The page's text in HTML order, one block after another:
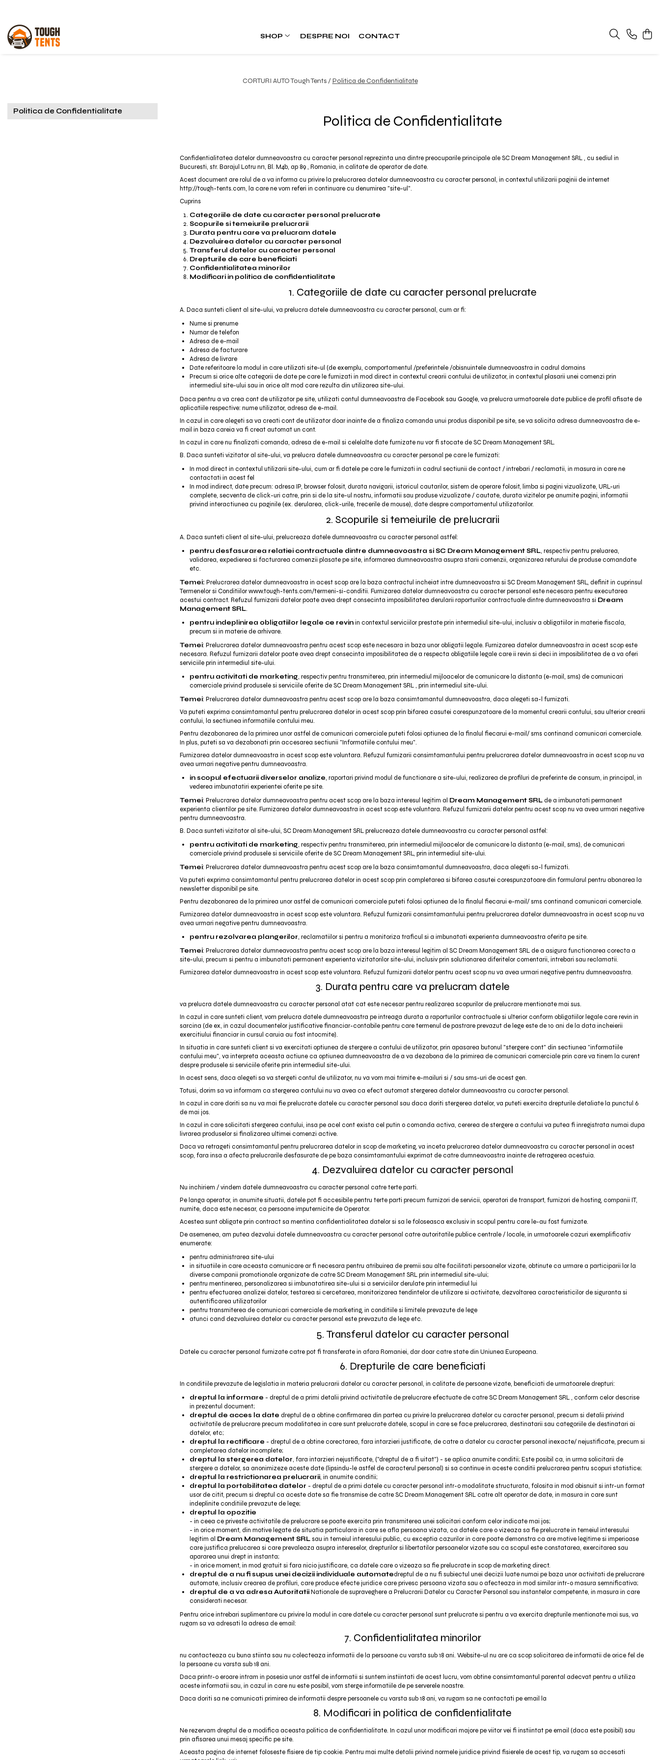
SHOP
SHOP DESPRE NOI CONTACT
CORTURI AUTO Tough Tents / Politica de Confidentialitate
Politica de Confidentialitate
Confidentialitatea datelor dumneavoastra cu caracter personal reprezinta una dintre preocuparile principale ale SC Dream Management SRL , cu sediul in
Bucuresti, str. Barajul Lotru nr1, Bl. M4b, ap 89 , Romania, in calitate de operator de date.
Acest document are rolul de a va informa cu privire la prelucrarea datelor dumneavoastra cu caracter personal, in contextul utilizarii paginii de internet
http://tough-tents.com, la care ne vom referi in continuare cu denumirea "site-ul".
Cuprins
Categoriile de date cu caracter personal prelucrate
Scopurile si temeiurile prelucrarii
Durata pentru care va prelucram datele
Dezvaluirea datelor cu caracter personal
Transferul datelor cu caracter personal
Drepturile de care beneficiati
Confidentialitatea minorilor
Modificari in politica de confidentialitate
1. Categoriile de date cu caracter personal prelucrate
A. Daca sunteti client al site-ului, va prelucra datele dumneavoastra cu caracter personal, cum ar fi:
Nume si prenume
Numar de telefon
Adresa de e-mail
Adresa de facturare
Adresa de livrare
Date referitoare la modul in care utilizati site-ul (de exemplu, comportamentul /preferintele /obisnuintele dumneavoastra in cadrul domains
Precum si orice alte categorii de date pe care le furnizati in mod direct in contextul crearii contului de utilizator, in contextul plasarii unei comenzi prin
intermediul site-ului sau in orice alt mod care rezulta din utilizarea site-ului.
Daca pentru a va crea cont de utilizator pe site, utilizati contul dumneavoastra de Facebook sau Google, va prelucra urmatoarele date publice de profil afisate de
aplicatiile respective: nume utilizator, adresa de e-mail.
In cazul in care alegeti sa va creati cont de utilizator doar inainte de a finaliza comanda unui produs disponibil pe site, se va solicita adresa dumneavoastra de e-
mail in baza careia va fi creat automat un cont.
In cazul in care nu finalizati comanda, adresa de e-mail si celelalte date furnizate nu vor fi stocate de SC Dream Management SRL.
B. Daca sunteti vizitator al site-ului, va prelucra datele dumneavoastra cu caracter personal pe care le furnizati:
In mod direct in contextul utilizarii site-ului, cum ar fi datele pe care le furnizati in cadrul sectiunii de contact / intrebari / reclamatii, in masura in care ne
contactati in acest fel
In mod indirect, date precum: adresa IP, browser folosit, durata navigarii, istoricul cautarilor, sistem de operare folosit, limba si pagini vizualizate, URL-uri
complete, secventa de click-uri catre, prin si de la site-ul nostru, informatii sau produse vizualizate / cautate, durata vizitelor pe anumite pagini, informatii
privind interactiunea cu paginile (ex. derularea, click-urile, trecerile de mouse), date despre comportamentul utilizatorilor.
2. Scopurile si temeiurile de prelucrarii
A. Daca sunteti client al site-ului, prelucreaza datele dumneavoastra cu caracter personal astfel:
pentru desfasurarea relatiei contractuale dintre dumneavoastra si SC Dream Management SRL, respectiv pentru preluarea,
validarea, expedierea si facturarea comenzii plasate pe site, informarea dumneavoastra asupra starii comenzii, organizarea returului de produse comandate
etc.
Temei: Prelucrarea datelor dumneavoastra in acest scop are la baza contractul incheiat intre dumneavoastra si SC Dream Management SRL, definit in cuprinsul
Termenelor si Conditiilor www.tough-tents.com/termeni-si-conditii​. Furnizarea datelor dumneavoastra cu caracter personal este necesara pentru executarea
acestui contract. Refuzul furnizarii datelor poate avea drept consecinta imposibilitatea derularii raporturilor contractuale dintre dumneavoastra si Dream
Management SRL.
pentru indeplinirea obligatiilor legale ce revinin contextul serviciilor prestate prin intermediul site-ului, inclusiv a obligatiilor in materie fiscala,
precum si in materie de arhivare.
Temei: Prelucrarea datelor dumneavoastra pentru acest scop este necesara in baza unor obligatii legale. Furnizarea datelor dumneavoastra in acest scop este
necesara. Refuzul furnizarii datelor poate avea drept consecinta imposibilitatea de a respecta obligatiile legale care ii revin si deci in imposibilitatea de a va oferi
serviciile prin intermediul site-ului.
pentru activitati de marketing, respectiv pentru transmiterea, prin intermediul mijloacelor de comunicare la distanta (e-mail, sms) de comunicari
comerciale privind produsele si serviciile oferite de SC Dream Management SRL , prin intermediul site-ului.
Temei: Prelucrarea datelor dumneavoastra pentru acest scop are la baza consimtamantul dumneavoastra, daca alegeti sa-l furnizati.
Va puteti exprima consimtamantul pentru prelucrarea datelor in acest scop prin bifarea casutei corespunzatoare de la momentul crearii contului, sau ulterior crearii
contului, la sectiunea informatiile contului meu.
Pentru dezabonarea de la primirea unor astfel de comunicari comerciale puteti folosi optiunea de la finalul fiecarui e-mail/ sms continand comunicari comerciale.
In plus, puteti sa va dezabonati prin accesarea sectiunii "Informatiile contului meu".
Furnizarea datelor dumneavoastra in acest scop este voluntara. Refuzul furnizarii consimtamantului pentru prelucrarea datelor dumneavoastra in acest scop nu va
avea urmari negative pentru dumneavoastra.
in scopul efectuarii diverselor analize, raportari privind modul de functionare a site-ului, realizarea de profiluri de preferinte de consum, in principal, in
vederea imbunatatiri experientei oferite pe site.
Temei: Prelucrarea datelor dumneavoastra pentru acest scop are la baza interesul legitim al Dream Management SRL de a imbunatati permanent
experienta clientilor pe site. Furnizarea datelor dumneavoastra in acest scop este voluntara. Refuzul furnizarii datelor pentru acest scop nu va avea urmari negative
pentru dumneavoastra.
B. Daca sunteti vizitator al site-ului, SC Dream Management SRL prelucreaza datele dumneavoastra cu caracter personal astfel:
pentru activitati de marketing, respectiv pentru transmiterea, prin intermediul mijloacelor de comunicare la distanta (e-mail, sms), de comunicari
comerciale privind produsele si serviciile oferite de SC Dream Management SRL, prin intermediul site-ului.
Temei: Prelucrarea datelor dumneavoastra pentru acest scop are la baza consimtamantul dumneavoastra, daca alegeti sa-l furnizati.
Va puteti exprima consimtamantul pentru prelucrarea datelor in acest scop prin completarea si bifarea casutei corespunzatoare din formularul pentru abonarea la
newsletter disponibil pe site.
Pentru dezabonarea de la primirea unor astfel de comunicari comerciale puteti folosi optiunea de la finalul fiecarui e-mail/ sms continand comunicari comerciale.
Furnizarea datelor dumneavoastra in acest scop este voluntara. Refuzul furnizarii consimtamantului pentru prelucrarea datelor dumneavoastra in acest scop nu va
avea urmari negative pentru dumneavoastra.
pentru rezolvarea plangerilor, reclamatiilor si pentru a monitoriza traficul si a imbunatati experienta dumneavoastra oferita pe site.
Temei: Prelucrarea datelor dumneavoastra pentru acest scop are la baza interesul legitim al SC Dream Management SRL de a asigura functionarea corecta a
site-ului, precum si pentru a imbunatati permanent experienta vizitatorilor site-ului, inclusiv prin solutionarea diferitelor comentarii, intrebari sau reclamatii.
Furnizarea datelor dumneavoastra in acest scop este voluntara. Refuzul furnizarii datelor pentru acest scop nu va avea urmari negative pentru dumneavoastra.
3. Durata pentru care va prelucram datele
va prelucra datele dumneavoastra cu caracter personal atat cat este necesar pentru realizarea scopurilor de prelucrare mentionate mai sus.
In cazul in care sunteti client, vom prelucra datele dumneavoastra pe intreaga durata a raporturilor contractuale si ulterior conform obligatiilor legale care revin in
sarcina (de ex, in cazul documentelor justificative financiar-contabile pentru care termenul de pastrare prevazut de lege este de 10 ani de la data incheierii
exercitiului financiar in cursul caruia au fost intocmite).
In situatia in care sunteti client si va exercitati optiunea de stergere a contului de utilizator, prin apasarea butonul "stergere cont" din sectiunea "informatiile
contului meu", va interpreta aceasta actiune ca optiunea dumneavoastra de a va dezabona de la primirea de comunicari comerciale prin care va tinem la curent
despre produsele si serviciile oferite prin intermediul site-ului.
In acest sens, daca alegeti sa va stergeti contul de utilizator, nu va vom mai trimite e-mailuri si / sau sms-uri de acest gen.
Totusi, dorim sa va informam ca stergerea contului nu va avea ca efect automat stergerea datelor dumneavoastra cu caracter personal.
In cazul in care doriti sa nu va mai fie prelucrate datele cu caracter personal sau daca doriti stergerea datelor, va puteti exercita drepturile detaliate la punctul 6
de mai jos.
In cazul in care solicitati stergerea contului, insa pe acel cont exista cel putin o comanda activa, cererea de stergere a contului va putea fi inregistrata numai dupa
livrarea produselor si finalizarea ultimei comenzi active.
Daca va retrageti consimtamantul pentru prelucrarea datelor in scop de marketing, va inceta prelucrarea datelor dumneavoastra cu caracter personal in acest
scop, fara insa a afecta prelucrarile desfasurate de pe baza consimtamantului exprimat de catre dumneavoastra inainte de retragerea acestuia.
4. Dezvaluirea datelor cu caracter personal
Nu inchiriem / vindem datele dumneavoastra cu caracter personal catre terte parti.
Pe langa operator, in anumite situatii, datele pot fi accesibile pentru terte parti precum furnizori de servicii, operatori de transport, furnizori de hosting, companii IT,
numite, daca este necesar, ca persoane imputernicite de Operator.
Acestea sunt obligate prin contract sa mentina confidentialitatea datelor si sa le foloseasca exclusiv in scopul pentru care le-au fost furnizate.
De asemenea, am putea dezvalui datele dumneavoastra cu caracter personal catre autoritatile publice centrale / locale, in urmatoarele cazuri exemplificativ
enumerate:
pentru administrarea site-ului
in situatiile in care aceasta comunicare ar fi necesara pentru atribuirea de premii sau alte facilitati persoanelor vizate, obtinute ca urmare a participarii lor la
diverse campanii promotionale organizate de catre SC Dream Management SRL prin intermediul site-ului;
pentru mentinerea, personalizarea si imbunatatirea site-ului si a serviciilor derulate prin intermediul lui
pentru efectuarea analizei datelor, testarea si cercetarea, monitorizarea tendintelor de utilizare si activitate, dezvoltarea caracteristicilor de siguranta si
autentificarea utilizatorilor
pentru transmiterea de comunicari comerciale de marketing, in conditiile si limitele prevazute de lege
atunci cand dezvaluirea datelor cu caracter personal este prevazuta de lege etc.
5. Transferul datelor cu caracter personal
Datele cu caracter personal furnizate catre pot fi transferate in afara Romaniei, dar doar catre state din Uniunea Europeana.
6. Drepturile de care beneficiati
In conditiile prevazute de legislatia in materia prelucrarii datelor cu caracter personal, in calitate de persoane vizate, beneficiati de urmatoarele drepturi:
dreptul la informare - dreptul de a primi detalii privind activitatile de prelucrare efectuate de catre SC Dream Management SRL , conform celor descrise
in prezentul document;
dreptul de acces la date dreptul de a obtine confirmarea din partea cu privire la prelucrarea datelor cu caracter personal, precum si detalii privind
activitatile de prelucrare precum modalitatea in care sunt prelucrate datele, scopul in care se face prelucrarea, destinatarii sau categoriile de destinatari ai
datelor, etc;
dreptul la rectificare - dreptul de a obtine corectarea, fara intarzieri justificate, de catre a datelor cu caracter personal inexacte/ nejustificate, precum si
completarea datelor incomplete;
dreptul la stergerea datelor, fara intarzieri nejustificate, ("dreptul de a fi uitat") - se aplica anumite conditii; Este posibil ca, in urma solicitarii de
stergere a datelor, sa anonimizeze aceste date (lipsindu-le astfel de caracterul personal) si sa continue in aceste conditii prelucrarea pentru scopuri statistice;
dreptul la restrictionarea prelucrarii, in anumite conditii;
dreptul la portabilitatea datelor - dreptul de a primi datele cu caracter personal intr-o modalitate structurata, folosita in mod obisnuit si intr-un format
usor de citit, precum si dreptul ca aceste date sa fie transmise de catre SC Dream Management SRL catre alt operator de date, in masura in care sunt
indeplinite conditiile prevazute de lege;
dreptul la opozitie
- in ceea ce priveste activitatile de prelucrare se poate exercita prin transmiterea unei solicitari conform celor indicate mai jos;
- in orice moment, din motive legate de situatia particulara in care se afla persoana vizata, ca datele care o vizeaza sa fie prelucrate in temeiul interesului
legitim al Dream Management SRLsau in temeiul interesului public, cu exceptia cazurilor in care poate demonstra ca are motive legitime si imperioase
care justifica prelucarea si care prevaleaza asupra intereselor, drepturilor si libertatilor persoanelor vizate sau ca scopul este constatarea, exercitarea sau
apararea unui drept in instanta;
- in orice moment, in mod gratuit si fara nicio justificare, ca datele care o vizeaza sa fie prelucrate in scop de marketing direct.
dreptul de a nu fi supus unei decizii individuale automatedreptul de a nu fi subiectul unei decizii luate numai pe baza unor activitati de prelucrare
automate, inclusiv crearea de profiluri, care produce efecte juridice care privesc persoana vizata sau o afecteaza in mod similar intr-o masura semnificativa;
dreptul de a va adresa AutoritatiiNationale de supraveghere a Prelucrarii Datelor cu Caracter Personal sau instantelor competente, in masura in care
considerati necesar.
Pentru orice intrebari suplimentare cu privire la modul in care datele cu caracter personal sunt prelucrate si pentru a va exercita drepturile mentionate mai sus, va
rugam sa va adresati la adresa de email:
7. Confidentialitatea minorilor
nu contacteaza cu buna stiinta sau nu colecteaza informatii de la persoane cu varsta sub 18 ani. Website-ul nu are ca scop solicitarea de informatii de orice fel de
la persoane cu varsta sub 18 ani.
Daca printr-o eroare intram in posesia unor astfel de informatii si suntem instiintati de acest lucru, vom obtine consimtamantul parental adecvat pentru a utiliza
aceste informatii sau, in cazul in care nu este posibil, vom sterge informatiile de pe serverele noastre.
Daca doriti sa ne comunicati primirea de informatii despre persoanele cu varsta sub 18 ani, va rugam sa ne contactati pe email la
8. Modificari in politica de confidentialitate
Ne rezervam dreptul de a modifica aceasta politica de confidentialitate. In cazul unor modificari majore pe viitor vei fi instiintat pe email (daca este posibil) sau
prin afisarea unui mesaj specific pe site.
Aceasta pagina de internet foloseste fisiere de tip cookie. Pentru mai multe detalii privind normele juridice privind fisierele de acest tip, va rugam sa accesati
Politica de Confidentialitate